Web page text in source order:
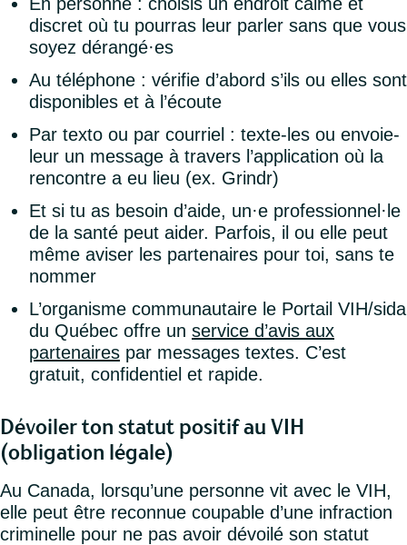
discret où tu pourras leur parler sans que vous
soyez dérangé·es
Au téléphone : vérifie d’abord s’ils ou elles sont
disponibles et à l’écoute
Par texto ou par courriel : texte-les ou envoie-
leur un message à travers l’application où la
rencontre a eu lieu (ex. Grindr)
Et si tu as besoin d’aide, un·e professionnel·le
de la santé peut aider. Parfois, il ou elle peut
même aviser les partenaires pour toi, sans te
nommer
L’organisme communautaire le Portail VIH/sida
du Québec offre un service d’avis aux
partenaires par messages textes. C’est
gratuit, confidentiel et rapide.
Dévoiler ton statut positif au VIH
(obligation légale)
Au Canada, lorsqu’une personne vit avec le VIH,
elle peut être reconnue coupable d’une infraction
criminelle pour ne pas avoir dévoilé son statut